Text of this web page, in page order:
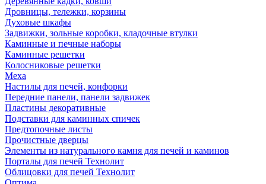
Дровницы, тележки, корзины
Духовые шкафы
Задвижки, зольные коробки, кладочные втулки
Каминные и печные наборы
Каминные решетки
Колосниковые решетки
Меха
Настилы для печей, конфорки
Передние панели, панели задвижек
Пластины декоративные
Подставки для каминных спичек
Предтопочные листы
Прочистные дверцы
Элементы из натурального камня для печей и каминов
Порталы для печей Технолит
Облицовки для печей Технолит